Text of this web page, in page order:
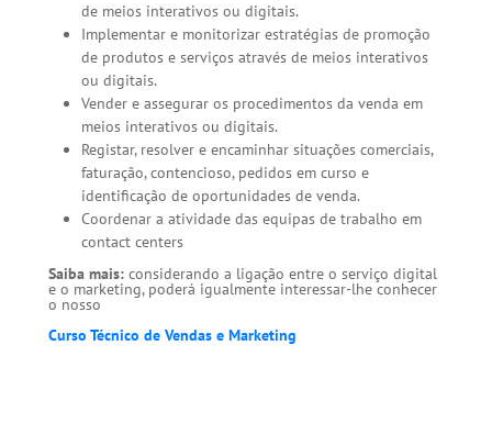
de meios interativos ou digitais.
Implementar e monitorizar estratégias de promoção
de produtos e serviços através de meios interativos
ou digitais.
Vender e assegurar os procedimentos da venda em
meios interativos ou digitais.
Registar, resolver e encaminhar situações comerciais,
faturação, contencioso, pedidos em curso e
identificação de oportunidades de venda.
Coordenar a atividade das equipas de trabalho em
contact centers
Saiba mais:considerando a ligação entre o serviço digital
e o marketing, poderá igualmente interessar-lhe conhecer
o nosso
Curso Técnico de Vendas e Marketing